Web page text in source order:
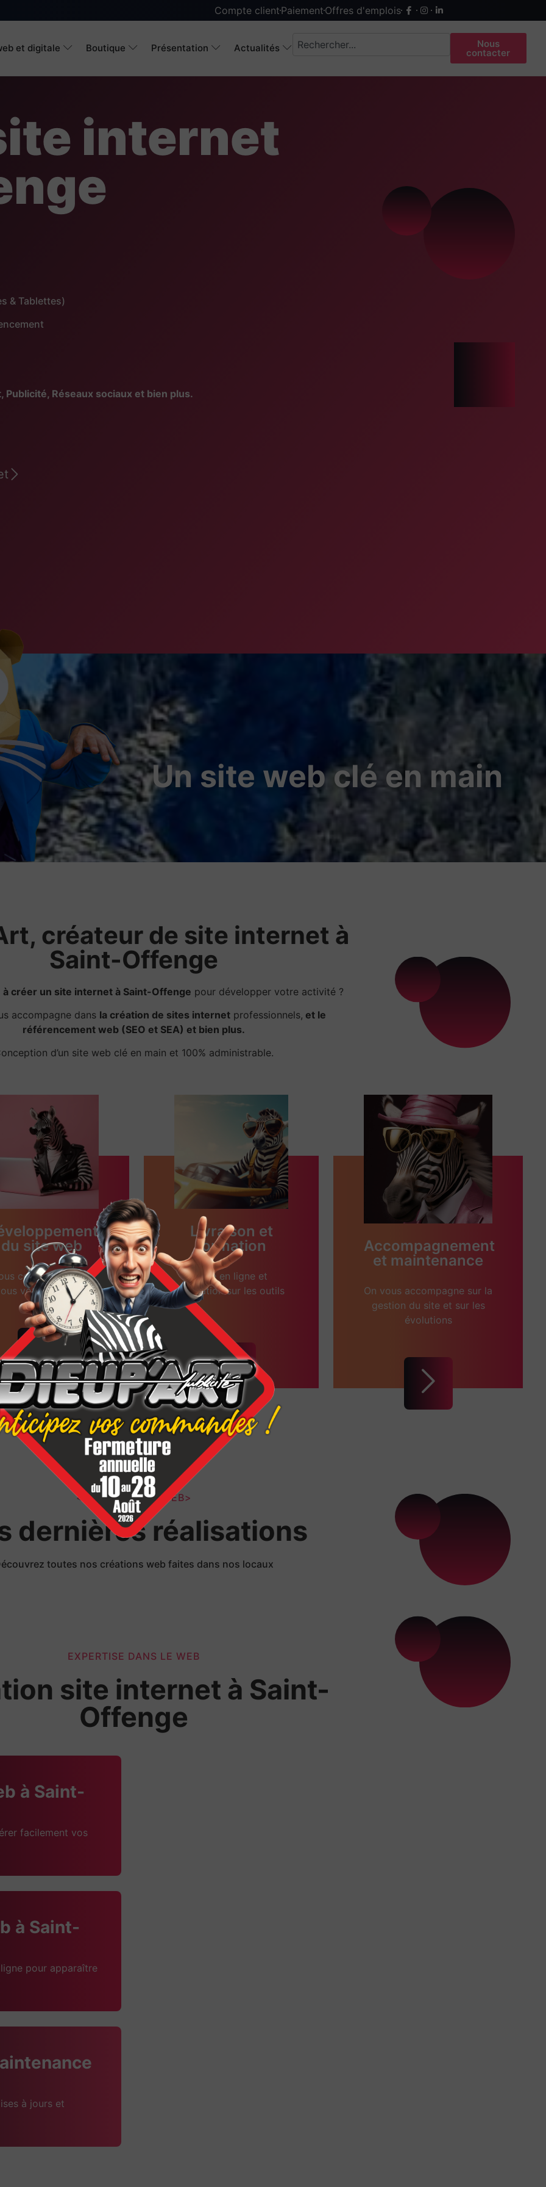
Compte client Paiement Offres d'emplois
et digitale Boutique Présentation Actualités Nous
contacter
internet
& Tablettes)
Réseaux sociaux et bien plus.
Un site web clé en main
créateur de site internet à
Saint-Offenge
à créer un site internet à Saint-Offenge pour développer votre activité ?
accompagne dans la création de sites internet professionnels, et le
référencement web (SEO et SEA) et bien plus.
d’un site web clé en main et 100% administrable.
du site web
concevons avec
votre site web.
Livraison et
formation
Mise en ligne et
formation sur les outils
Accompagnement
et maintenance
On vous accompagne sur la
gestion du site et sur les
évolutions
</LES PROJETS WEB>
dernières réalisations
toutes nos créations web faites dans nos locaux
EXPERTISE DANS LE WEB
site internet à Saint-
Offenge
à Saint-
facilement vos
à Saint-
pour apparaître
à jours et